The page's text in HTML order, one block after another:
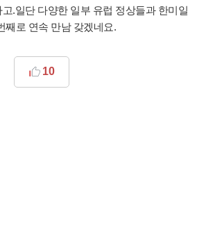
.일단 다양한 일부 유럽 정상들과 한미일
째로 연속 만남 갖겠네요.
10